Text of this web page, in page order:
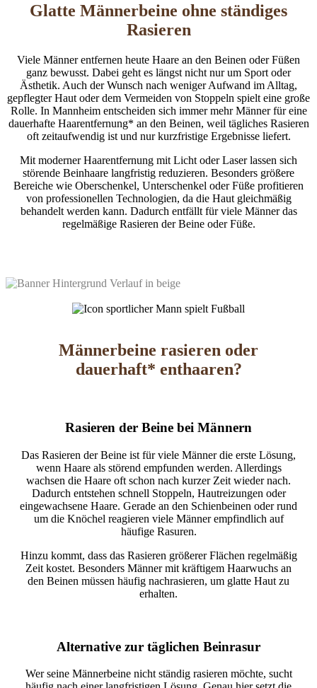
Glatte Männerbeine ohne ständiges
Rasieren
Viele Männer entfernen heute Haare an den Beinen oder Füßen
ganz bewusst. Dabei geht es längst nicht nur um Sport oder
Ästhetik. Auch der Wunsch nach weniger Aufwand im Alltag,
gepflegter Haut oder dem Vermeiden von Stoppeln spielt eine große
Rolle. In Mannheim entscheiden sich immer mehr Männer für eine
dauerhafte Haarentfernung* an den Beinen, weil tägliches Rasieren
oft zeitaufwendig ist und nur kurzfristige Ergebnisse liefert.
Mit moderner Haarentfernung mit Licht oder Laser lassen sich
störende Beinhaare langfristig reduzieren. Besonders größere
Bereiche wie Oberschenkel, Unterschenkel oder Füße profitieren
von professionellen Technologien, da die Haut gleichmäßig
behandelt werden kann. Dadurch entfällt für viele Männer das
regelmäßige Rasieren der Beine oder Füße.
Männerbeine rasieren oder
dauerhaft* enthaaren?
Rasieren der Beine bei Männern
Das Rasieren der Beine ist für viele Männer die erste Lösung,
wenn Haare als störend empfunden werden. Allerdings
wachsen die Haare oft schon nach kurzer Zeit wieder nach.
Dadurch entstehen schnell Stoppeln, Hautreizungen oder
eingewachsene Haare. Gerade an den Schienbeinen oder rund
um die Knöchel reagieren viele Männer empfindlich auf
häufige Rasuren.
Hinzu kommt, dass das Rasieren größerer Flächen regelmäßig
Zeit kostet. Besonders Männer mit kräftigem Haarwuchs an
den Beinen müssen häufig nachrasieren, um glatte Haut zu
erhalten.
Alternative zur täglichen Beinrasur
Wer seine Männerbeine nicht ständig rasieren möchte, sucht